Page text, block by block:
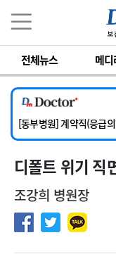
전체뉴스 메
[서울아산병원] 2026년
[영남대학교의료원] 마취
[충남대학교병원] 소아
[동부병원] 계약직(응급
[이대목동병원] 하반기
[서울아산병원] 2026년
디폴트 위기 직
조강희 병원장